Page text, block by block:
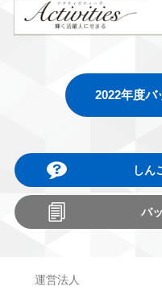
2022年度バ
しん
バ
運営法人